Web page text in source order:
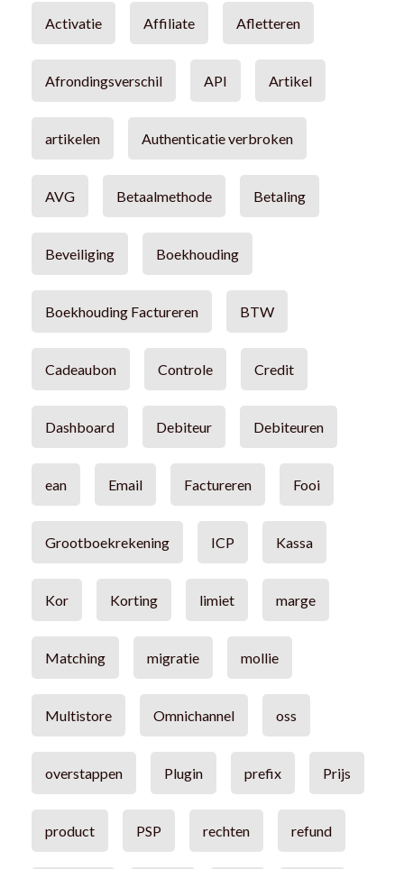
Activatie Affiliate Afletteren
Afrondingsverschil API Artikel
artikelen Authenticatie verbroken
AVG Betaalmethode Betaling
Beveiliging Boekhouding
Boekhouding Factureren BTW
Cadeaubon Controle Credit
Dashboard Debiteur Debiteuren
ean Email Factureren Fooi
Grootboekrekening ICP Kassa
Kor Korting limiet marge
Matching migratie mollie
Multistore Omnichannel oss
overstappen Plugin prefix Prijs
product PSP rechten refund